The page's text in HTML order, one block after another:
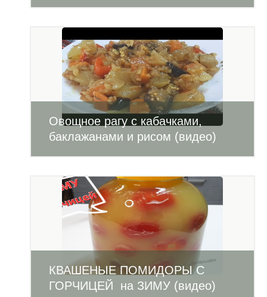
Овощное рагу с кабачками,
баклажанами и рисом (видео)
КВАШЕНЫЕ ПОМИДОРЫ С
ГОРЧИЦЕЙ на ЗИМУ (видео)